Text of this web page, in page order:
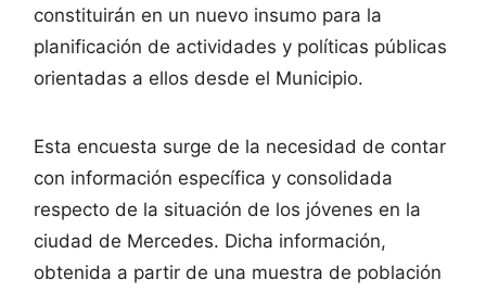
constituirán en un nuevo insumo para la
planificación de actividades y políticas públicas
orientadas a ellos desde el Municipio.
Esta encuesta surge de la necesidad de contar
con información específica y consolidada
respecto de la situación de los jóvenes en la
ciudad de Mercedes. Dicha información,
obtenida a partir de una muestra de población